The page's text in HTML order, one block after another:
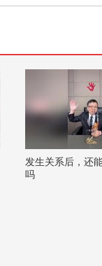
发生关系后，还
吗